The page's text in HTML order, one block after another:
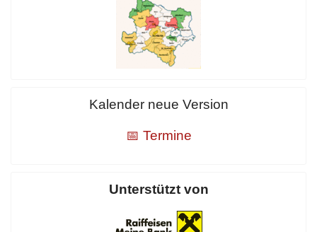
Kalender neue Version
📅 Termine
Unterstützt von